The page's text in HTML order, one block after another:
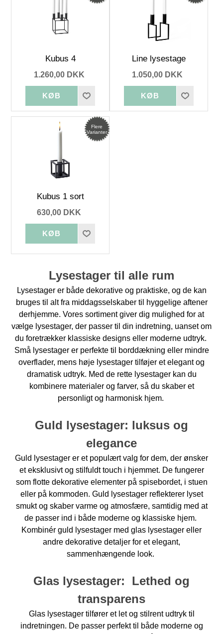
Kubus 4
1.260,00 DKK
Line lysestage
1.050,00 DKK
Flere
Varianter
Kubus 1 sort
630,00 DKK
Lysestager til alle rum
Lysestager er både dekorative og praktiske, og de kan
bruges til alt fra middagsselskaber til hyggelige aftener
derhjemme. Vores sortiment giver dig mulighed for at
vælge lysestager, der passer til din indretning, uanset om
du foretrækker klassiske designs eller moderne udtryk.
Små lysestager er perfekte til borddækning eller mindre
overflader, mens høje lysestager tilføjer et elegant og
dramatisk udtryk. Med de rette lysestager kan du
kombinere materialer og farver, så du skaber et
personligt og harmonisk hjem.
Guld lysestager: luksus og
elegance
Guld lysestager er et populært valg for dem, der ønsker
et eksklusivt og stilfuldt touch i hjemmet. De fungerer
som flotte dekorative elementer på spisebordet, i stuen
eller på kommoden. Guld lysestagerreflekterer lyset
smukt og skaber varme og atmosfære, samtidig med at
de passer ind i både moderne og klassiske hjem.
Kombinér guld lysestager med glas lysestager eller
andre dekorative detaljer for et elegant,
sammenhængende look.
Glas lysestager: Lethed og
transparens
Glas lysestager tilfører et let og stilrent udtryk til
indretningen. De passer perfekt til både moderne og